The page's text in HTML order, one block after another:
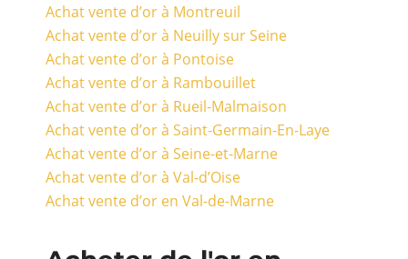
Achat vente d’or à Montreuil
Achat vente d’or à Neuilly sur Seine
Achat vente d’or à Pontoise
Achat vente d’or à Rambouillet
Achat vente d’or à Rueil-Malmaison
Achat vente d’or à Saint-Germain-En-Laye
Achat vente d’or à Seine-et-Marne
Achat vente d’or à Val-d’Oise
Achat vente d’or en Val-de-Marne